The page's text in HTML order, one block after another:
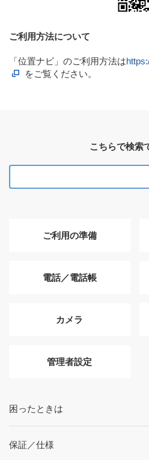
ご利用方法について
「位置ナビ」のご利用方法は
をご覧ください。
こちらで検索
ご利用の準備
電話／電話帳
カメラ
管理者設定
困ったときは
保証／仕様